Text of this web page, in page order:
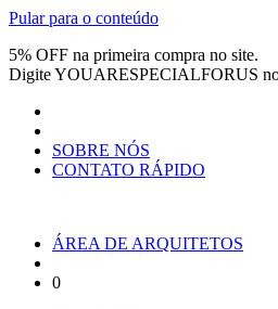
Pular para o conteúdo
5% OFF na primeira compra no site.
DigiteYOUARESPECIALFORUS
SOBRE NÓS
CONTATO RÁPIDO
ÁREA DE ARQUITETOS
0